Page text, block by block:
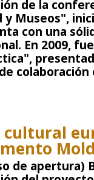
de la
y Museos",
con una
En 2009,
cultural
de apertura)